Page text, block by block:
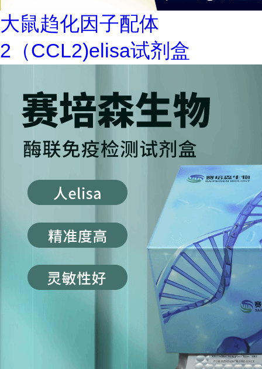
大鼠趋化因子配体
2（CCL2)elisa试剂盒